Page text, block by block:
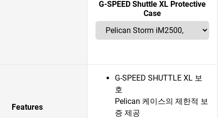
G-SPEED Shuttle XL Protective
Case
Features
G-SPEED SHUTTLE XL 보
호
Pelican 케이스의 제한적 보
증 제공